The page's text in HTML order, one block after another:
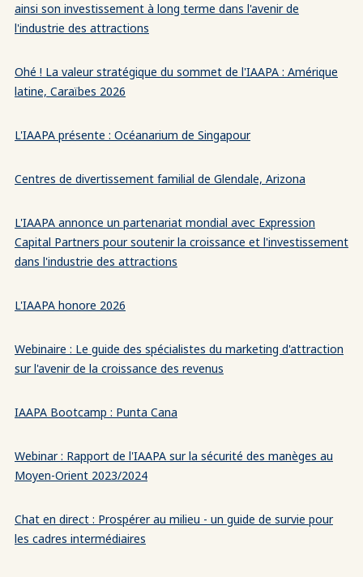
ainsi son investissement à long terme dans l'avenir de
l'industrie des attractions
Ohé ! La valeur stratégique du sommet de l'IAAPA : Amérique
latine, Caraïbes 2026
L'IAAPA présente : Océanarium de Singapour
Centres de divertissement familial de Glendale, Arizona
L'IAAPA annonce un partenariat mondial avec Expression
Capital Partners pour soutenir la croissance et l'investissement
dans l'industrie des attractions
L'IAAPA honore 2026
Webinaire : Le guide des spécialistes du marketing d'attraction
sur l'avenir de la croissance des revenus
IAAPA Bootcamp : Punta Cana
Webinar : Rapport de l'IAAPA sur la sécurité des manèges au
Moyen-Orient 2023/2024
Chat en direct : Prospérer au milieu - un guide de survie pour
les cadres intermédiaires